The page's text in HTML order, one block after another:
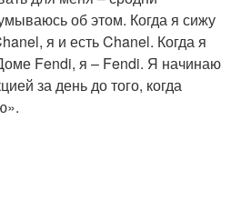
об этом. Когда я сижу
я и есть Chanel. Когда я
Fendi, я – Fendi. Я начинаю
за день до того, когда